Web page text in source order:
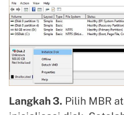
Langkah 3. Pilih MBR